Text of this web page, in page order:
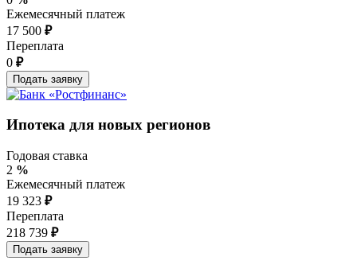
Ежемесячный платеж
17 500 ₽
Переплата
0 ₽
Ипотека для новых регионов
Годовая ставка
2 %
Ежемесячный платеж
19 323 ₽
Переплата
218 739 ₽